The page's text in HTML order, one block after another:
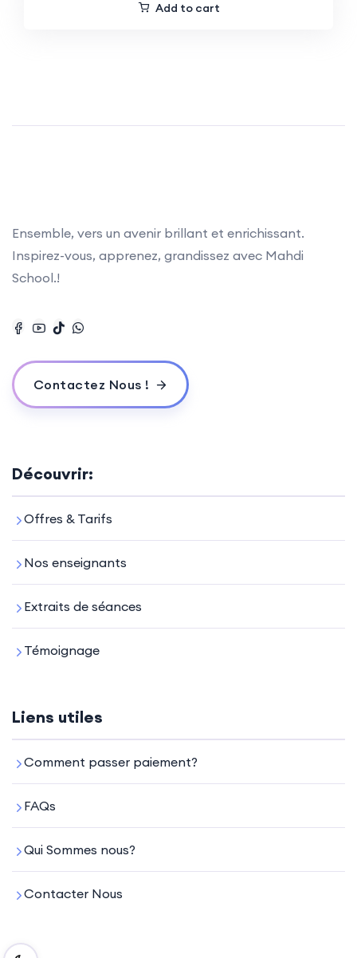
Add to cart
Ensemble, vers un avenir brillant et enrichissant.
Inspirez-vous, apprenez, grandissez avec Mahdi
School.!
Contactez Nous !
Découvrir:
Offres & Tarifs
Nos enseignants
Extraits de séances
Témoignage
Liens utiles
Comment passer paiement?
FAQs
Qui Sommes nous?
Contacter Nous